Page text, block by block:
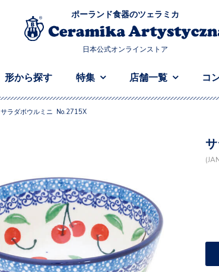
ポーランド食器のツェラミカ
日本公式オンラインストア
形から探す 特集 店舗一覧 コ
サラダボウルミニ No.2715X